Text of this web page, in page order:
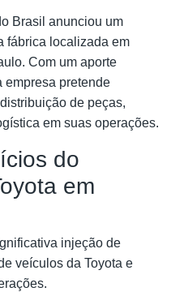
Brasil anunciou um
fábrica localizada em
Com um aporte
empresa pretende
de peças,
em suas operações.
do
em
injeção de
veículos da Toyota e